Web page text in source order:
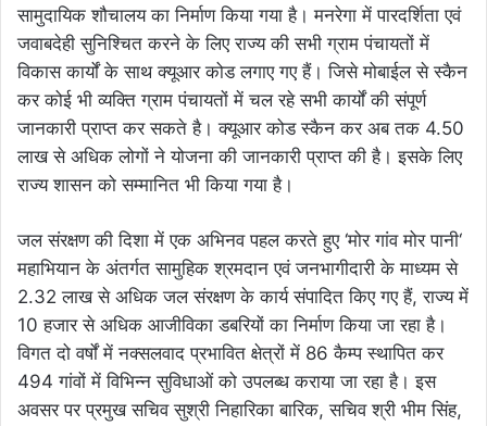
सामुदायिक शौचालय का निर्माण किया गया है। मनरेगा में पारदर्शिता एवं
जवाबदेही सुनिश्चित करने के लिए राज्य की सभी ग्राम पंचायतों में
विकास कार्यों के साथ क्यूआर कोड लगाए गए हैं। जिसे मोबाईल से स्कैन
कर कोई भी व्यक्ति ग्राम पंचायतों में चल रहे सभी कार्यों की संपूर्ण
जानकारी प्राप्त कर सकते है। क्यूआर कोड स्कैन कर अब तक 4.50
लाख से अधिक लोगों ने योजना की जानकारी प्राप्त की है। इसके लिए
राज्य शासन को सम्मानित भी किया गया है।
जल संरक्षण की दिशा में एक अभिनव पहल करते हुए ‘मोर गांव मोर पानी‘
महाभियान के अंतर्गत सामुहिक श्रमदान एवं जनभागीदारी के माध्यम से
2.32 लाख से अधिक जल संरक्षण के कार्य संपादित किए गए हैं, राज्य में
10 हजार से अधिक आजीविका डबरियों का निर्माण किया जा रहा है।
विगत दो वर्षों में नक्सलवाद प्रभावित क्षेत्रों में 86 कैम्प स्थापित कर
494 गांवों में विभिन्न सुविधाओं को उपलब्ध कराया जा रहा है। इस
अवसर पर प्रमुख सचिव सुश्री निहारिका बारिक, सचिव श्री भीम सिंह,